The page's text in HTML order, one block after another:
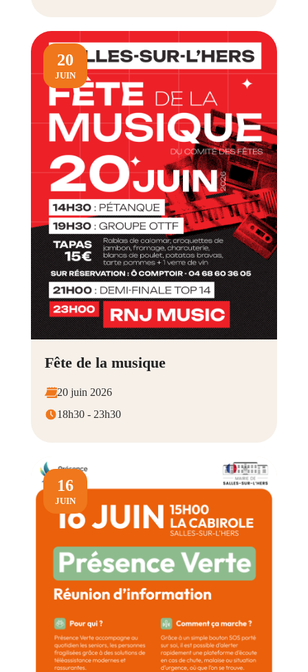
20
JUIN
Fête de la musique
20 juin 2026
18h30 - 23h30
16
JUIN